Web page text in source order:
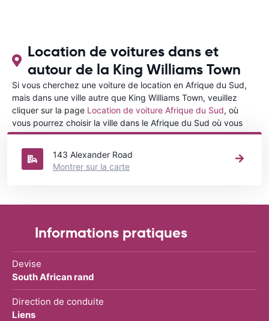
Location de voitures dans et
autour de la King Williams Town
Si vous cherchez une voiture de location en Afrique du Sud,
mais dans une ville autre que King Williams Town, veuillez
cliquer sur la page Location de voiture Afrique du Sud, où
vous pourrez choisir la ville dans le Afrique du Sud où vous
souhaitez louer une voiture.
143 Alexander Road
Montrer sur la carte
Informations pratiques
Devise
South African rand
Direction de conduite
Liens